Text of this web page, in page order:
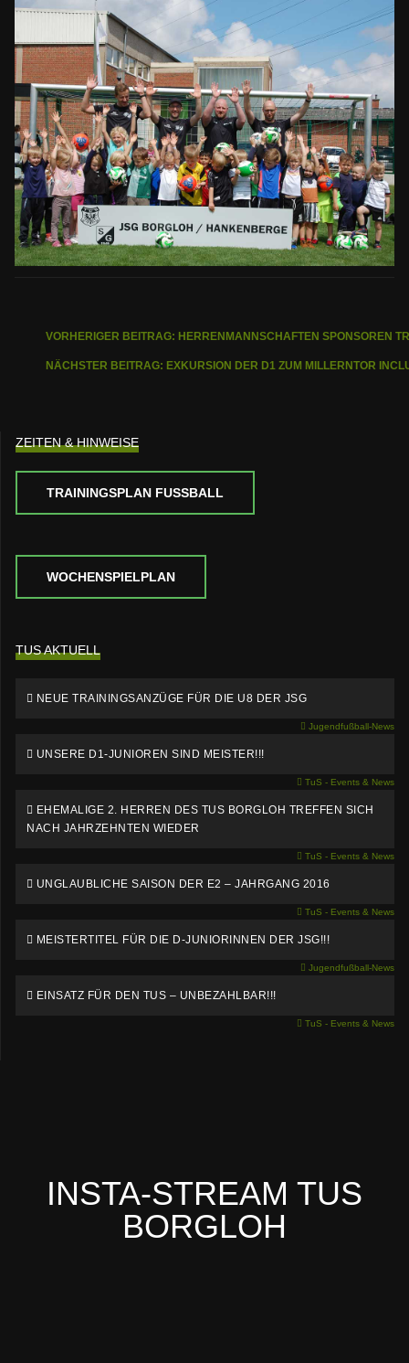
VORHERIGER BEITRAG: HERRENMANNSCHAFTEN SPONSOREN
NÄCHSTER BEITRAG: EXKURSION DER D1 ZUM MILLERNTOR
ZEITEN & HINWEISE
TRAININGSPLAN FUSSBALL
WOCHENSPIELPLAN
TUS AKTUELL
NEUE TRAININGSANZÜGE FÜR DIE U8 DER JSG
Jugendfußball-News
UNSERE D1-JUNIOREN SIND MEISTER!!!
TuS - Events & News
EHEMALIGE 2. HERREN DES TUS BORGLOH TREFFEN SICH
NACH JAHRZEHNTEN WIEDER
TuS - Events & News
UNGLAUBLICHE SAISON DER E2 – JAHRGANG 2016
TuS - Events & News
MEISTERTITEL FÜR DIE D-JUNIORINNEN DER JSG!!!
Jugendfußball-News
EINSATZ FÜR DEN TUS – UNBEZAHLBAR!!!
TuS - Events & News
INSTA-STREAM TUS
BORGLOH